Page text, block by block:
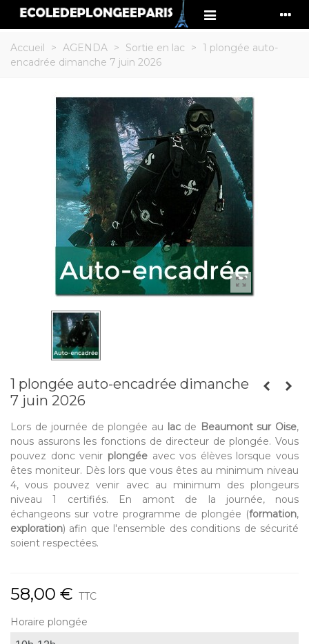
Accueil > AGENDA > Sortie en lac > 1 plongée auto-
encadrée dimanche 7 juin 2026
1 plongée auto-encadrée dimanche
7 juin 2026
Lors de journée de plongée au lacde Beaumont sur Oise,
nous assurons les fonctions de directeur de plongée. Vous
pouvez donc venir plongéeavec vos élèves lorsque vous
êtes moniteur. Dès lors que vous êtes au minimum niveau
4, vous pouvez venir avec au minimum des plongeurs
niveau 1 certifiés. En amont de la journée, nous
échangeons sur votre programme de plongée (formation,
exploration) afin que l'ensemble des conditions de sécurité
soient respectées.
58,00 € TTC
Horaire plongée